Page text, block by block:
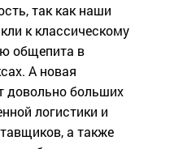
так как наши
к классическому
общепита в
А новая
довольно больших
логистики и
а также